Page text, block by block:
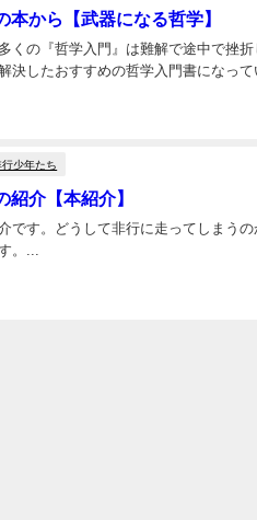
本から【武器になる哲学】
くの『哲学入門』は難解で途中で挫折
決したおすすめの哲学入門書になって
少年たち
紹介【本紹介】
です。どうして非行に走ってしまう
。...